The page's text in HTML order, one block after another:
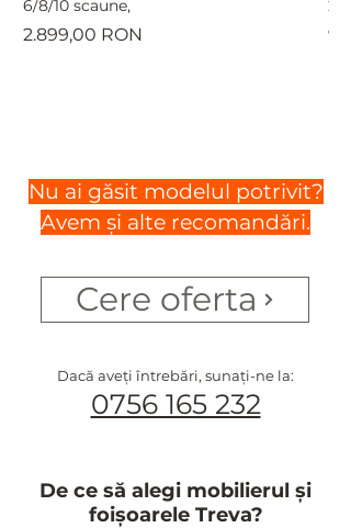
6/8/10 scaune,
Preț
2.899,00 RON
Nu ai găsit modelul potrivit?
Avem și alte recomandări.
Cere oferta
Dacă aveți întrebări, sunați-ne la:
0756 165 232
De ce să alegi mobilierul și
foișoarele Treva?